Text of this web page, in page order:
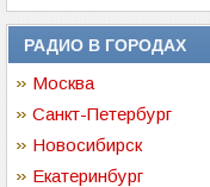
РАДИО В ГОРОДАХ
Москва
Санкт-Петербург
Новосибирск
Екатеринбург